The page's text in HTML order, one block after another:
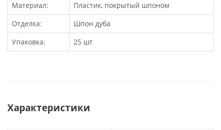
Материал:
Пластик, покрытый шпоном
Отделка:
Шпон дуба
Упаковка:
25 шт
Характеристики